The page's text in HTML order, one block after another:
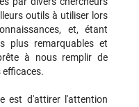
outils à utiliser lors
et, étant
plus remarquables et
à nous remplir de
est d'attirer l'attention